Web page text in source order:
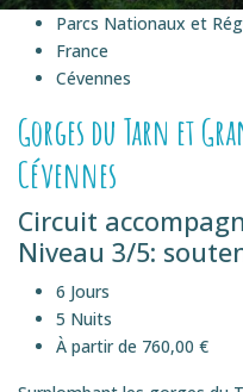
Parcs Nationaux et
France
Cévennes
Gorges du Tarn et
Cévennes
Circuit
Niveau 3/5:
6 Jours
5 Nuits
À partir de 760,00 €